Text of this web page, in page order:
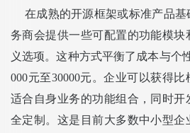
在成熟的开源框架或标准产品
务商会提供一些可配置的功能模块
义选项。这种方式平衡了成本与个
000元至30000元。企业可以获得
适合自身业务的功能组合，同时
全定制。这是目前大多数中小型企